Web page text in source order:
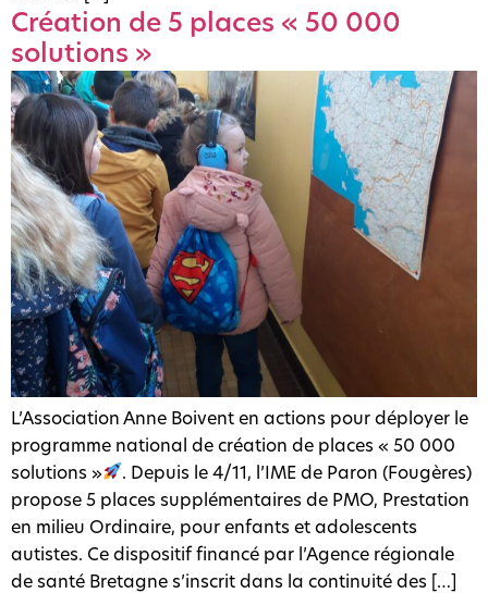
Création de 5 places « 50 000
solutions »
L’Association Anne Boivent en actions pour déployer le
programme national de création de places « 50 000
solutions »
. Depuis le 4/11, l’IME de Paron (Fougères)
propose 5 places supplémentaires de PMO, Prestation
en milieu Ordinaire, pour enfants et adolescents
autistes. Ce dispositif financé par l’Agence régionale
de santé Bretagne s’inscrit dans la continuité des […]